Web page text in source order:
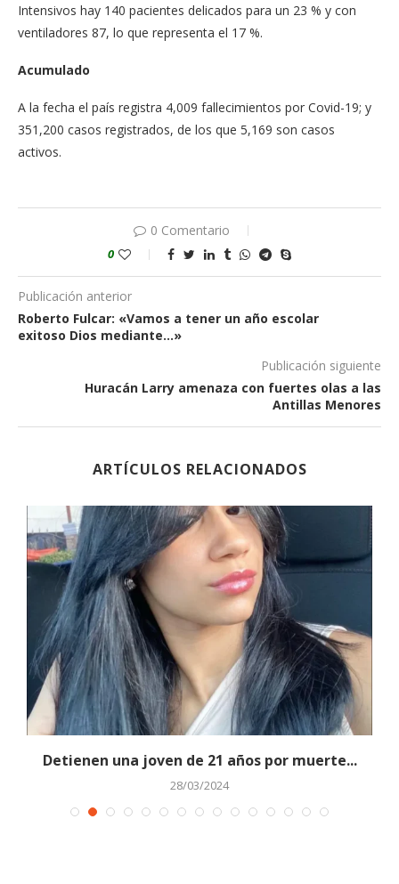
Intensivos hay 140 pacientes delicados para un 23 % y con
ventiladores 87, lo que representa el 17 %.
Acumulado
A la fecha el país registra 4,009 fallecimientos por Covid-19; y
351,200 casos registrados, de los que 5,169 son casos
activos.
0 Comentario
0
Publicación anterior
Roberto Fulcar: «Vamos a tener un año escolar
exitoso Dios mediante…»
Publicación siguiente
Huracán Larry amenaza con fuertes olas a las
Antillas Menores
ARTÍCULOS RELACIONADOS
Detienen una joven de 21 años por muerte...
28/03/2024